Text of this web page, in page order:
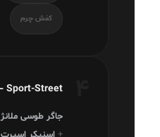
کفش چرم
Sport-Street — ست اسپرت کژوال
جاگر طوسی ملانژ